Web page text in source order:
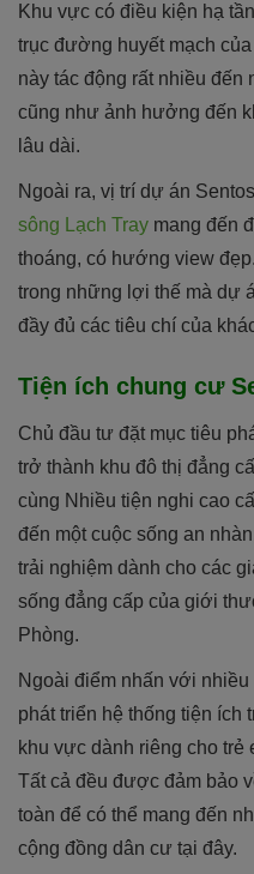
Khu vực có điều kiện hạ
trục đường huyết mạch
này tác động rất nhiều
cũng như ảnh hưởng đến
lâu dài.
Ngoài ra, vị trí dự án
sông Lạch Tray mang đến
thoáng, có hướng view
trong những lợi thế mà dự
đầy đủ các tiêu chí của
Tiện ích chung cư
Chủ đầu tư đặt mục tiêu
trở thành khu đô thị đẳng
cùng Nhiều tiện nghi cao
đến một cuộc sống an
trải nghiệm dành cho các
sống đẳng cấp của giới
Phòng.
Ngoài điểm nhấn với
phát triển hệ thống tiện ích
khu vực dành riêng cho
Tất cả đều được đảm bảo
toàn để có thể mang đến
cộng đồng dân cư tại đây.